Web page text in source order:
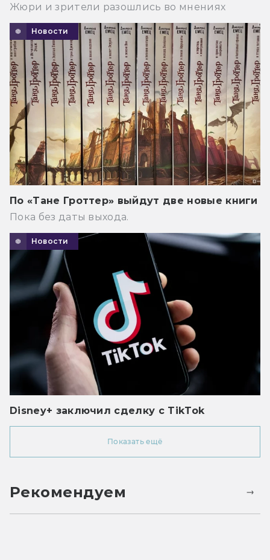
Жюри и зрители разошлись во мнениях
Новости
По «Тане Гроттер» выйдут две новые книги
Пока без даты выхода.
Новости
Disney+ заключил сделку с TikTok
Показать ещё
Рекомендуем